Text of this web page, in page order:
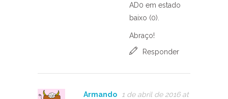
AD0 em estado
baixo (0).
Abraço!
Responder
Armando
1 de abril de 2016 at